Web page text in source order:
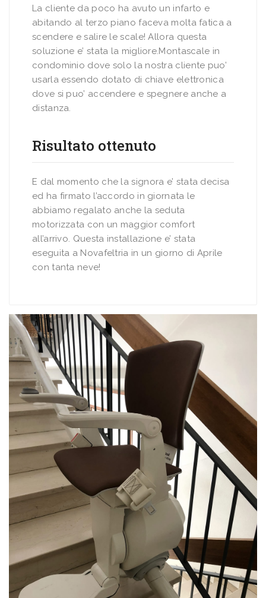
La cliente da poco ha avuto un infarto e
abitando al terzo piano faceva molta fatica a
scendere e salire le scale! Allora questa
soluzione e’ stata la migliore.Montascale in
condominio dove solo la nostra cliente puo’
usarla essendo dotato di chiave elettronica
dove si puo’ accendere e spegnere anche a
distanza.
Risultato ottenuto
E dal momento che la signora e’ stata decisa
ed ha firmato l’accordo in giornata le
abbiamo regalato anche la seduta
motorizzata con un maggior comfort
all’arrivo. Questa installazione e’ stata
eseguita a Novafeltria in un giorno di Aprile
con tanta neve!